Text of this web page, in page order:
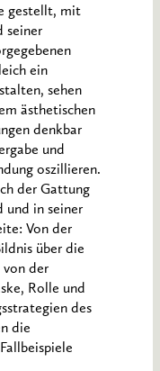
gestellt, mit
seiner
ein
sehen
ästhetischen
denkbar
und
oszillieren.
der Gattung
und in seiner
Von der
über die
von der
Rolle und
des
die